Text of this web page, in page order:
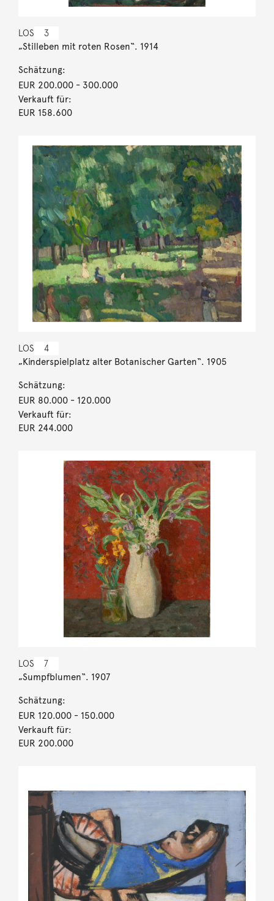
LOS 3
„Stilleben mit roten Rosen“. 1914
Schätzung:
EUR 200.000- 300.000
Verkauft für:
EUR 158.600
LOS 4
„Kinderspielplatz alter Botanischer Garten“. 1905
Schätzung:
EUR 80.000- 120.000
Verkauft für:
EUR 244.000
LOS 7
„Sumpfblumen“. 1907
Schätzung:
EUR 120.000- 150.000
Verkauft für:
EUR 200.000